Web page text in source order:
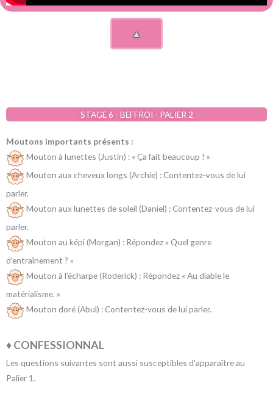
▲
STAGE 6 - BEFFROI - PALIER 2
Moutons importants présents :
Mouton à lunettes (Justin) : « Ça fait beaucoup ! »
Mouton aux cheveux longs (Archie) : Contentez-vous de lui
parler.
Mouton aux lunettes de soleil (Daniel) : Contentez-vous de lui
parler.
Mouton au képi (Morgan) : Répondez « Quel genre
d’entraînement ? »
Mouton à l’écharpe (Roderick) : Répondez « Au diable le
matérialisme. »
Mouton doré (Abul) : Contentez-vous de lui parler.
♦ CONFESSIONNAL
Les questions suivantes sont aussi susceptibles d'apparaître au
Palier 1.